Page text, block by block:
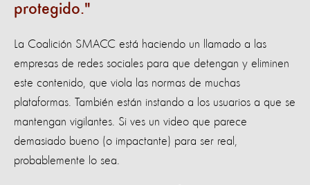
protegido.
La Coalición SMACC está haciendo un llamado a las
empresas de redes sociales para que detengan y eliminen
este contenido, que viola las normas de muchas
plataformas. También están instando a los usuarios a que se
mantengan vigilantes. Si ves un video que parece
demasiado bueno (o impactante) para ser real,
probablemente lo sea.